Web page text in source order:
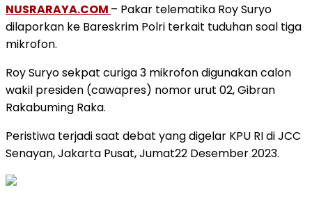
NUSRARAYA.COM – Pakar telematika Roy Suryo
dilaporkan ke Bareskrim Polri terkait tuduhan soal tiga
mikrofon.
Roy Suryo sekpat curiga 3 mikrofon digunakan calon
wakil presiden (cawapres) nomor urut 02, Gibran
Rakabuming Raka.
Peristiwa terjadi saat debat yang digelar KPU RI di JCC
Senayan, Jakarta Pusat, Jumat22 Desember 2023.